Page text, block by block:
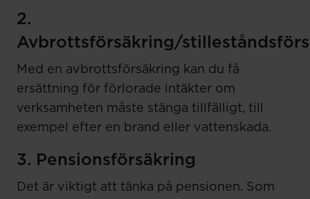
2.
Avbrottsförsäkring/
Med en avbrottsförsäkring kan du få
ersättning för förlorade intäkter om
verksamheten måste stänga tillfälligt, till
exempel efter en brand eller vattenskada.
3. Pensionsförsäkring
Det är viktigt att tänka på pensionen. Som